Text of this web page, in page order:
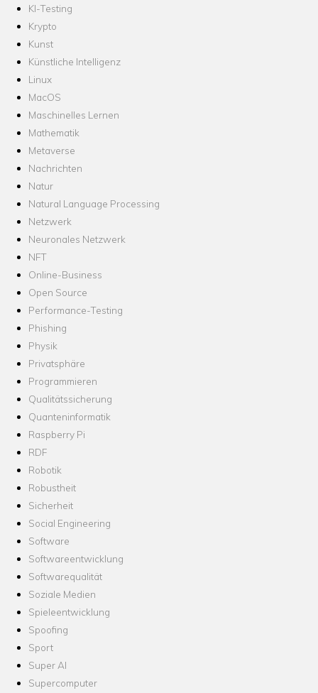
KI-Testing
Krypto
Kunst
Künstliche Intelligenz
Linux
MacOS
Maschinelles Lernen
Mathematik
Metaverse
Nachrichten
Natur
Natural Language Processing
Netzwerk
Neuronales Netzwerk
NFT
Online-Business
Open Source
Performance-Testing
Phishing
Physik
Privatsphäre
Programmieren
Qualitätssicherung
Quanteninformatik
Raspberry Pi
RDF
Robotik
Robustheit
Sicherheit
Social Engineering
Software
Softwareentwicklung
Softwarequalität
Soziale Medien
Spieleentwicklung
Spoofing
Sport
Super AI
Supercomputer